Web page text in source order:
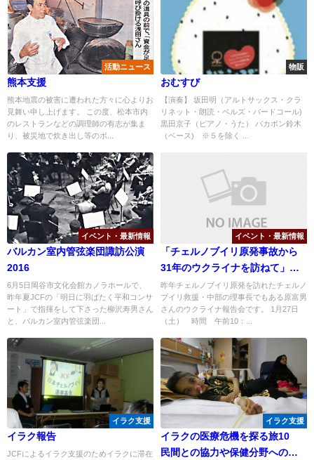
活動ニュース
熊本支援
熊本地震の被害に遭われた方々に心よりお
見舞い申し上げます。 この度、松本市内
のレストランなどの調理師の有志が集ま
り、被災地で炊き出し等のボ...
物販
おむすび
【演奏】 坂田明（アルトサックス・クラ
リネット・朗読・ベルズ・バードコール)
黒田京子（ピアノ・うた） バカボン鈴木
（ベース) ※５を除く ...
イベント・最新情報
バルカン室内管弦楽団諏訪公演
2016
6月5日岡谷市文化会館カノラホールで、
昨年夏JCFの「明日に羽ばたく平和コンサ
ート」で指揮をして下さった柳沢寿男さん
と、バルカン室内管弦楽団...
イベント・最新情報
「チェルノブイリ原発事故から
31年のウクライナを訪ねて」報
告会
昨年チェルノブイリ原発を訪れたチェルノ
ブイリ救援・中部の理事長でもある原富男
さんのウクライナ報告会です。 1月27日
（土） 時間 午前10：...
イラク支援
イラク報告
JCFによるイラク支援のためイラクに滞在
イラク支援
イラクの医療危機を探る旅10
民間との協力や保健分野への投